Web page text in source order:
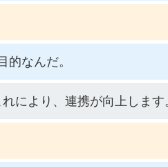
なんだ。
により、連携が向上します